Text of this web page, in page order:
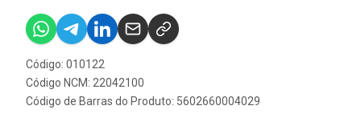
Código: 010122
Código NCM: 22042100
Código de Barras do Produto: 5602660004029